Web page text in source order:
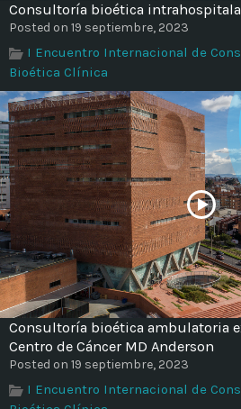
Consultoría bioética
Posted on 19 septiembre, 2023
I Encuentro Internacional de
Bioética Clínica
Consultoría bioética ambulatoria
Centro de Cáncer MD Anderson
Posted on 19 septiembre, 2023
I Encuentro Internacional de